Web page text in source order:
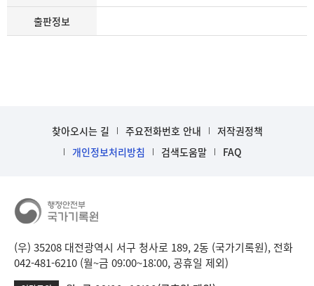
출판정보
찾아오시는 길 주요전화번호 안내
저작권정책
개인정보처리방침
검색도움말 FAQ
(우) 35208 대전광역시 서구 청사로 189, 2동 (국가기록원), 전화
042-481-6210 (월~금 09:00~18:00, 공휴일 제외)